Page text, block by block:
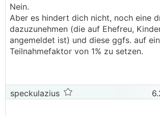
Nein.
Aber es hindert dich nicht, noch eine
dazuzunehmen (die auf Ehefreu,
angemeldet ist) und diese ggfs. auf
Teilnahmefaktor von 1% zu setzen.
speckulazius